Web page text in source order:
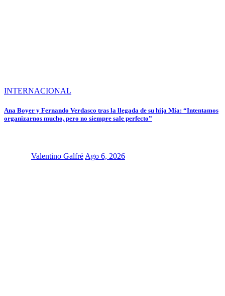
INTERNACIONAL
Ana Boyer y Fernando Verdasco tras la llegada de su hija Mía: “Intentamos
organizarnos mucho, pero no siempre sale perfecto”
Valentino Galfré Ago 6, 2026